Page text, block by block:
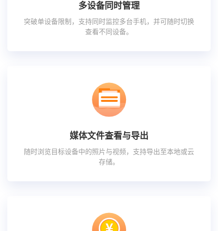
多设备同时管理
突破单设备限制，支持同时监控多台手机，并可随时切换
查看不同设备。
媒体文件查看与导出
随时浏览目标设备中的照片与视频，支持导出至本地或云
存储。